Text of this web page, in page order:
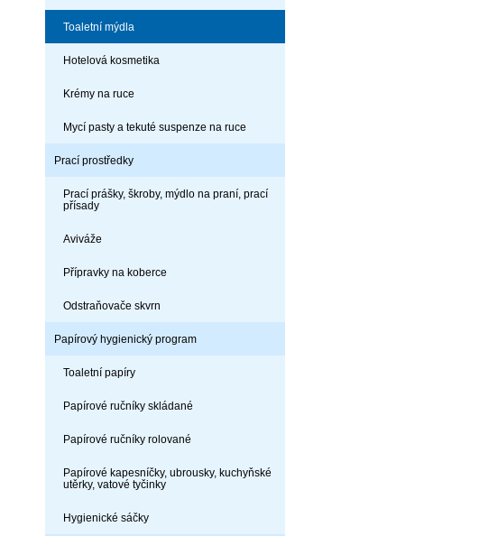
Toaletní mýdla
Hotelová kosmetika
Krémy na ruce
Mycí pasty a tekuté suspenze na ruce
Prací prostředky
Prací prášky, škroby, mýdlo na praní, prací
přísady
Aviváže
Přípravky na koberce
Odstraňovače skvrn
Papírový hygienický program
Toaletní papíry
Papírové ručníky skládané
Papírové ručníky rolované
Papírové kapesníčky, ubrousky, kuchyňské
utěrky, vatové tyčinky
Hygienické sáčky